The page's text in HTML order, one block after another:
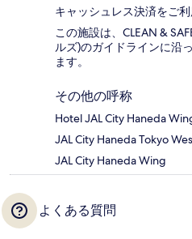
キャッシュレス決済をご利
この施設は、CLEAN &
ルズ)のガイドラインに沿
ます。
その他の呼称
Hotel JAL City Haneda
JAL City Haneda Tokyo
JAL City Haneda Wing
よくある質問